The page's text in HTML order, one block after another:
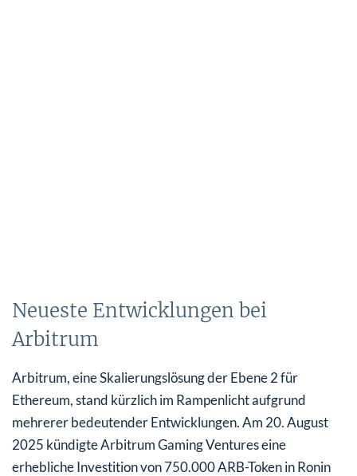
Neueste Entwicklungen bei
Arbitrum
Arbitrum, eine Skalierungslösung der Ebene 2 für
Ethereum, stand kürzlich im Rampenlicht aufgrund
mehrerer bedeutender Entwicklungen. Am 20. August
2025 kündigte Arbitrum Gaming Ventures eine
erhebliche Investition von 750.000 ARB-Token in Ronin